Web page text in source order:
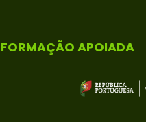
FORMAÇÃO APOIADA